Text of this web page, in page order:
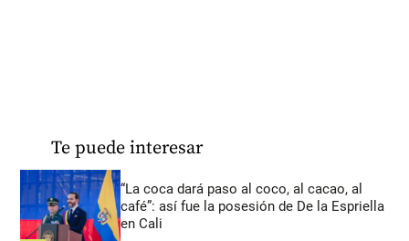
Te puede interesar
“La coca dará paso al coco, al cacao, al
café”: así fue la posesión de De la Espriella
en Cali